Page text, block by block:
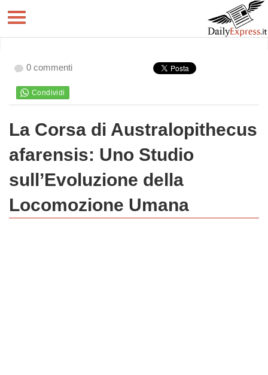
0 commenti
La Corsa di Australopithecus
afarensis: Uno Studio
sull’Evoluzione della
Locomozione Umana